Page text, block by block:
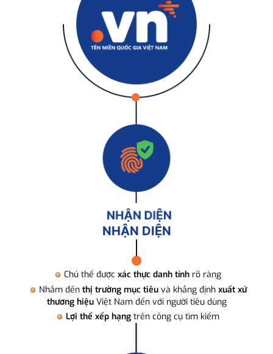
NHẬN DIỆN
Chủ thể được xác thực danh tính rõ ràng
Nhắm đến thị trường mục tiêuvà khẳng định xuất xứ
thương hiệuViệt Nam đến với người tiêu dùng
Lợi thế xếp hạng trên công cụ tìm kiếm